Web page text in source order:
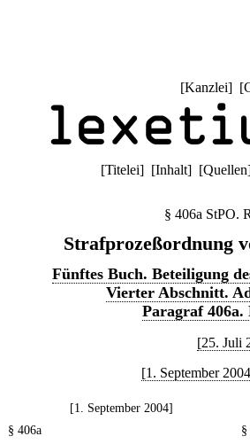
[Kanzlei] [
[Titelei] [Inhalt] [Quellen
§ 406a StPO.
Strafprozeßordnung
Fünftes Buch. Beteiligung
Vierter Abschnitt.
Paragraf 406a.
[25. Juli
[1. September
[1. September 2004]
§ 406a